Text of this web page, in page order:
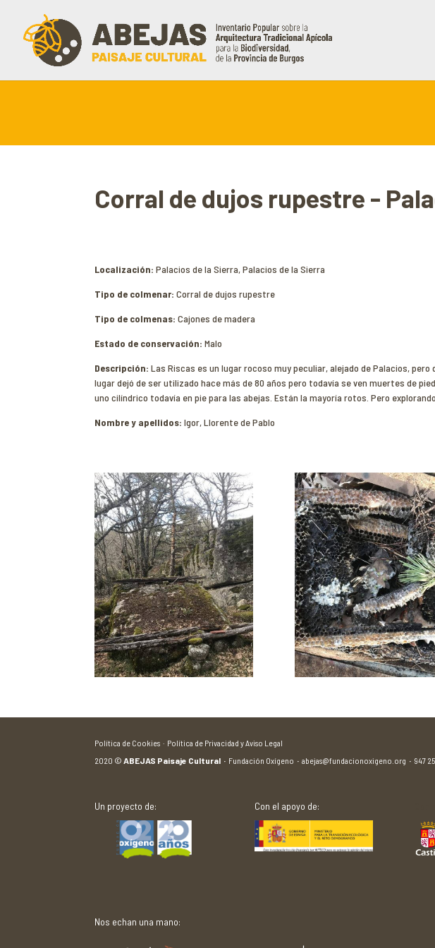
Corral de dujos rupestre -
Localización:Palacios de la Sierra, Palacios de la Sierra
Tipo de colmenar:Corral de dujos rupestre
Tipo de colmenas:Cajones de madera
Estado de conservación:Malo
Descripción:Las Riscas es un lugar rocoso muy peculiar, alejado de Palacios,
lugar dejó de ser utilizado hace más de 80 años pero todavía se ven muertes de
uno cilíndrico todavía en pie para las abejas. Están la mayoría rotos. Pero
Nombre y apellidos:Igor, Llorente de Pablo
Política de Cookies · Política de Privacidad y Aviso Legal
2020 ©ABEJAS Paisaje Cultural · Fundación Oxígeno ·abejas@fundacionoxigeno.org · 947
Un proyecto de: Con el apoyo de:
Nos echan una mano: